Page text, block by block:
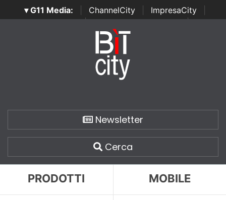
▾ G11 Media: ChannelCity ImpresaCity
SecurityOpenLab | Italian Channel Awards | Italian
Italian Security Awards
Newsletter
Cerca
PRODOTTI MOBILE